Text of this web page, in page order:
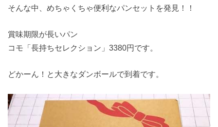
そんな中、めちゃくちゃ便利なパンセットを発見！！
賞味期限が長いパン
コモ「長持ちセレクション」3380円です。
どかーん！と大きなダンボールで到着です。